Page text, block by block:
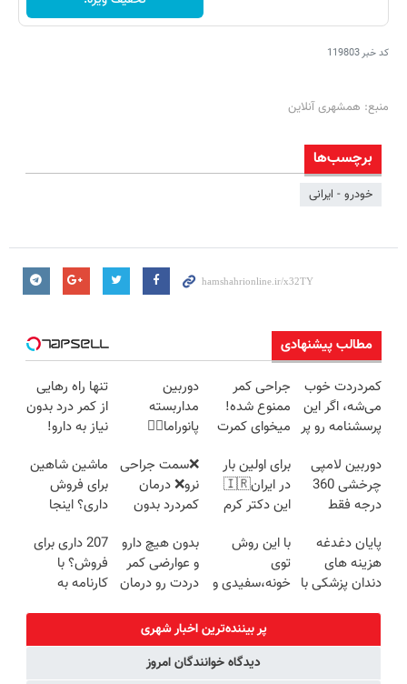
کد خبر119803
منبع: همشهری آنلاین
برچسب‌ها
خودرو - ایرانی
مطالب پیشنهادی
کمردردت خوب
می‌شه، اگر این
پرسشنامه رو پر
جراحی کمر
ممنوع شده!
میخوای کمرت
درمان کنی؟
((پرسش‌نامه))
دوربین
مداربسته
پانوراما👈🏻
360°و سازگار با
اندروید و ios
تنها راه رهایی
از کمر درد بدون
نیاز به دارو!
دوربین لامپی
چرخشی 360
درجه فقط
🔥 پرداخت
درب منزل
برای اولین بار
در ایران🇮🇷
این دکتر کرم
روزه ساخت!
❌سمت جراحی
نرو❌ درمان
کمردرد بدون
ماشین شاهین
برای فروش
داری؟ اینجا
بفروش
پایان دغدغه
هزینه های
دندان پزشکی با
با این روش
توی
خونه،سفیدی و
برگردون
(40%off)
بدون هیچ دارو
و عوارضی کمر
دردت رو درمان
(پرسش‌نامه)
207 داری برای
فروش؟ با
کارنامه به
پر بیننده‌ترین اخبار شهری
دیدگاه خوانندگان امروز